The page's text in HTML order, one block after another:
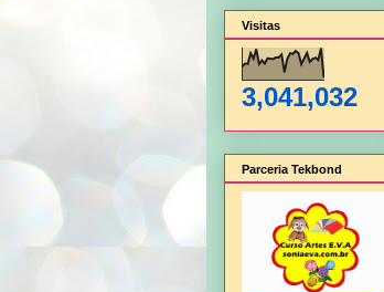
Visitas
3,041,032
Parceria Tekbond